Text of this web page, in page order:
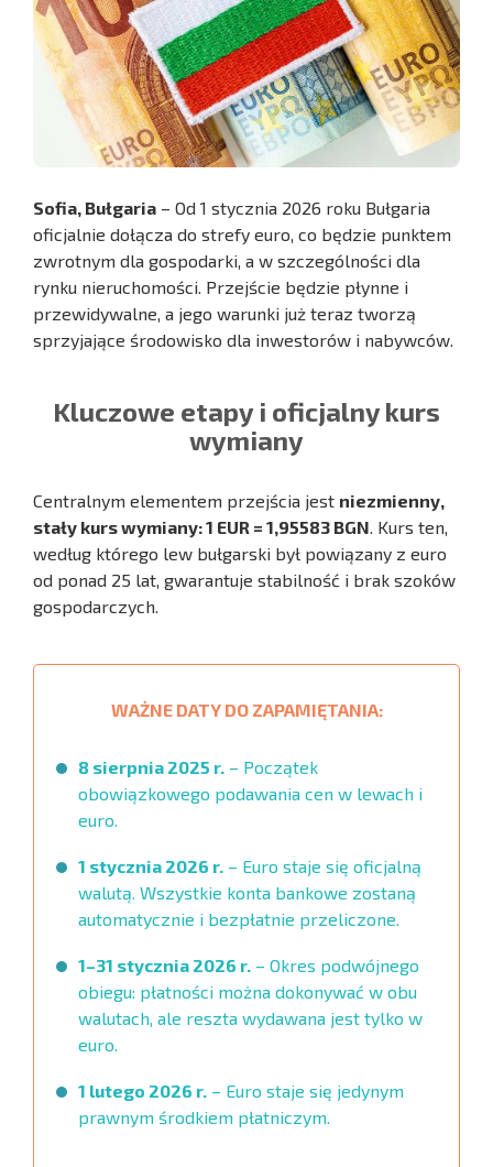
Sofia, Bułgaria – Od 1 stycznia 2026 roku Bułgaria
oficjalnie dołącza do strefy euro, co będzie punktem
zwrotnym dla gospodarki, a w szczególności dla
rynku nieruchomości. Przejście będzie płynne i
przewidywalne, a jego warunki już teraz tworzą
sprzyjające środowisko dla inwestorów i nabywców.
Kluczowe etapy i oficjalny kurs
wymiany
Centralnym elementem przejścia jest niezmienny,
stały kurs wymiany: 1 EUR = 1,95583 BGN . Kurs ten,
według którego lew bułgarski był powiązany z euro
od ponad 25 lat, gwarantuje stabilność i brak szoków
gospodarczych.
WAŻNE DATY DO ZAPAMIĘTANIA:
8 sierpnia 2025 r. – Początek
obowiązkowego podawania cen w lewach i
euro.
1 stycznia 2026 r. – Euro staje się oficjalną
walutą. Wszystkie konta bankowe zostaną
automatycznie i bezpłatnie przeliczone.
1–31 stycznia 2026 r. – Okres podwójnego
obiegu: płatności można dokonywać w obu
walutach, ale reszta wydawana jest tylko w
euro.
1 lutego 2026 r. – Euro staje się jedynym
prawnym środkiem płatniczym.